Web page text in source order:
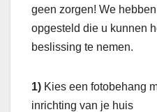
geen zorgen! We
opgesteld die u kunnen
beslissing te nemen.
1) Kies een fotobehang
inrichting van je huis